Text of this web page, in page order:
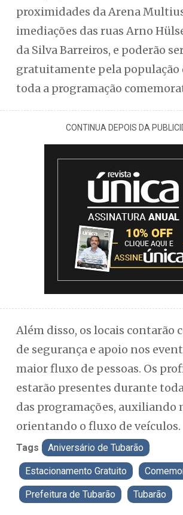
proximidades da Arena
imediações das ruas Arno
da Silva Barreiros, e poderão
gratuitamente pela população
toda a programação
CONTINUA DEPOIS DA
Além disso, os locais contarão
de segurança e apoio nos
maior fluxo de pessoas. Os
estarão presentes durante
das programações, auxiliando
orientando o fluxo de veículos.
Tags Aniversário de Tubarão
Estacionamento Gratuito
Prefeitura de Tubarão Tubarão